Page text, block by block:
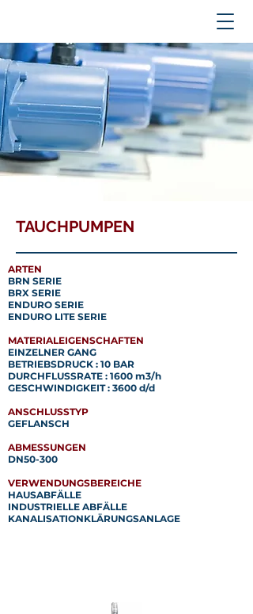
TAUCHPUMPEN
ARTEN
BRN SERIE
BRX SERIE
ENDURO SERIE
ENDURO LITE SERIE
MATERIALEIGENSCHAFTEN
EINZELNER GANG
BETRIEBSDRUCK : 10 BAR
DURCHFLUSSRATE : 1600 m3/h
GESCHWINDIGKEIT : 3600 d/d
ANSCHLUSSTYP
GEFLANSCH
ABMESSUNGEN
DN50-300
VERWENDUNGSBEREICHE
HAUSABFÄLLE
INDUSTRIELLE ABFÄLLE
KANALISATIONKLÄRUNGSANLAGE